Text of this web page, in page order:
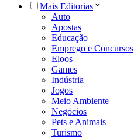
Mais Editorias
Auto
Apostas
Educação
Emprego e Concursos
Eloos
Games
Indústria
Jogos
Meio Ambiente
Negócios
Pets e Animais
Turismo